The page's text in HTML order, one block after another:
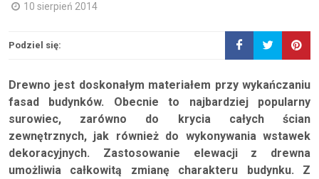
10 sierpień 2014
Podziel się:
Drewno jest doskonałym materiałem przy wykańczaniu
fasad budynków. Obecnie to najbardziej popularny
surowiec, zarówno do krycia całych ścian
zewnętrznych, jak również do wykonywania wstawek
dekoracyjnych. Zastosowanie elewacji z drewna
umożliwia całkowitą zmianę charakteru budynku. Z